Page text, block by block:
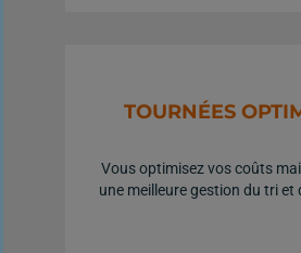
TOURNÉES
Vous optimisez vos coûts
une meilleure gestion du tri et